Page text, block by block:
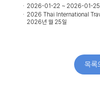
2026-01-22 ~ 2026-01-25
2026 Thai International
2026년 월 25일
목록